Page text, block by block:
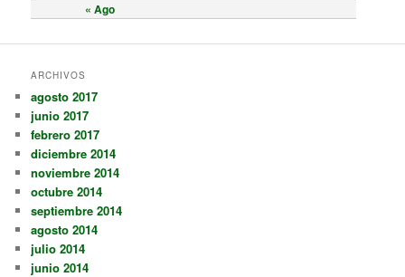
« Ago
ARCHIVOS
agosto 2017
junio 2017
febrero 2017
diciembre 2014
noviembre 2014
octubre 2014
septiembre 2014
agosto 2014
julio 2014
junio 2014